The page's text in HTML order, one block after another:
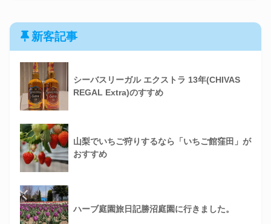
新客記事
シーバスリーガル エクストラ 13年(CHIVAS
REGAL Extra)のすすめ
山梨でいちご狩りするなら「いちご館窪田」が
おすすめ
ハーブ庭園旅日記勝沼庭園に行きました。